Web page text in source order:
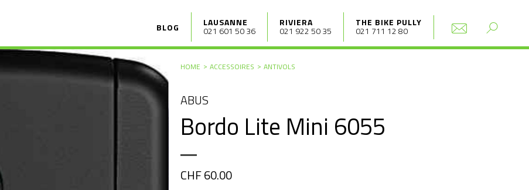
BLOG LAUSANNE
021 601 50 36
RIVIERA
021 922 50 35
THE BIKE PULLY
021 711 12 80
HOME ACCESSOIRES ANTIVOLS
ABUS
Bordo Lite Mini 6055
CHF 60.00